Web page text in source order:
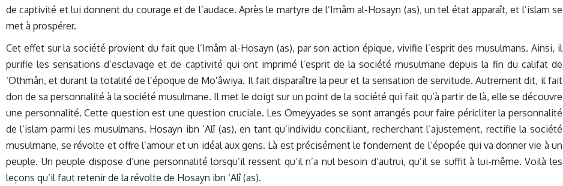
de captivité et lui donnent du courage et de l’audace. Après le martyre de l’Imâm al-Hosayn (as), un tel état apparaît, et l’islam se
met à prospérer.
Cet effet sur la société provient du fait que l’Imâm al-Hosayn (as), par son action épique, vivifie l’esprit des musulmans. Ainsi, il
purifie les sensations d’esclavage et de captivité qui ont imprimé l’esprit de la société musulmane depuis la fin du califat de
‘Othmân, et durant la totalité de l’époque de Mo‛âwiya. Il fait disparaître la peur et la sensation de servitude. Autrement dit, il fait
don de sa personnalité à la société musulmane. Il met le doigt sur un point de la société qui fait qu’à partir de là, elle se découvre
une personnalité. Cette question est une question cruciale. Les Omeyyades se sont arrangés pour faire péricliter la personnalité
de l’islam parmi les musulmans. Hosayn ibn ‘Alî (as), en tant qu’individu conciliant, recherchant l’ajustement, rectifie la société
musulmane, se révolte et offre l’amour et un idéal aux gens. Là est précisément le fondement de l’épopée qui va donner vie à un
peuple. Un peuple dispose d’une personnalité lorsqu’il ressent qu’il n’a nul besoin d’autrui, qu’il se suffit à lui-même. Voilà les
leçons qu’il faut retenir de la révolte de Hosayn ibn ‘Alî (as).